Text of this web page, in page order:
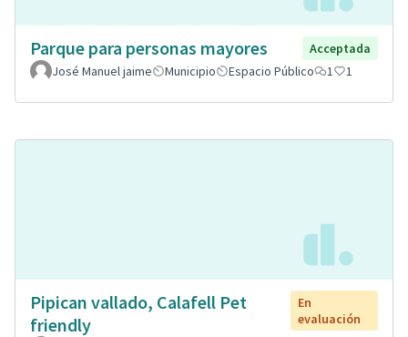
Parque para personas mayores
Acceptada
José Manuel jaime
Municipio Espacio Público 1 1
Pipican vallado, Calafell Pet
friendly
En
evaluación